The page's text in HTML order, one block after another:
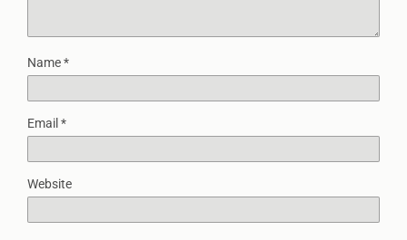
Name*
Email *
Website